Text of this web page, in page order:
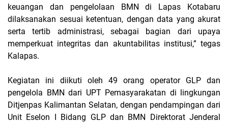
keuangan dan pengelolaan BMN di Lapas Kotabaru
dilaksanakan sesuai ketentuan, dengan data yang akurat
serta tertib administrasi, sebagai bagian dari upaya
memperkuat integritas dan akuntabilitas institusi,” tegas
Kalapas.
Kegiatan ini diikuti oleh 49 orang operator GLP dan
pengelola BMN dari UPT Pemasyarakatan di lingkungan
Ditjenpas Kalimantan Selatan, dengan pendampingan dari
Unit Eselon I Bidang GLP dan BMN Direktorat Jenderal